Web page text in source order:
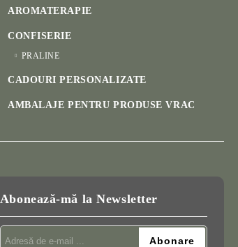
AROMATERAPIE
CONFISERIE
PRALINE
CADOURI PERSONALIZATE
AMBALAJE PENTRU PRODUSE VRAC
Abonează-mă la Newsletter